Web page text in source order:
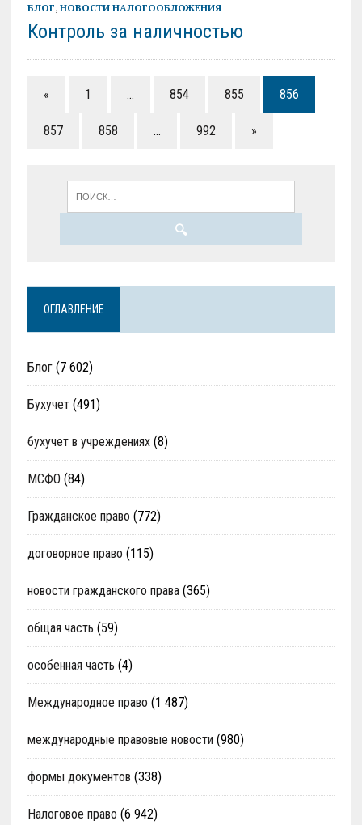
БЛОГ, НОВОСТИ НАЛОГООБЛОЖЕНИЯ
Контроль за наличностью
« 1 … 854 855 856
857 858 … 992 »
ОГЛАВЛЕНИЕ
Блог(7 602)
Бухучет(491)
бухучет в учреждениях(8)
МСФО (84)
Гражданское право (772)
договорное право (115)
новости гражданского права(365)
общая часть (59)
особенная часть (4)
Международное право (1 487)
международные правовые новости (980)
формы документов (338)
Налоговое право (6 942)